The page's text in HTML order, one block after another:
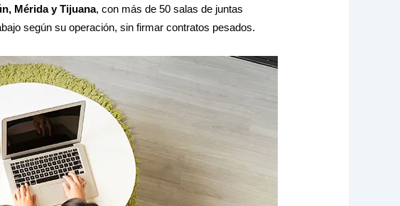
Mérida y Tijuana, con más de 50 salas de juntas
según su operación, sin firmar contratos pesados.